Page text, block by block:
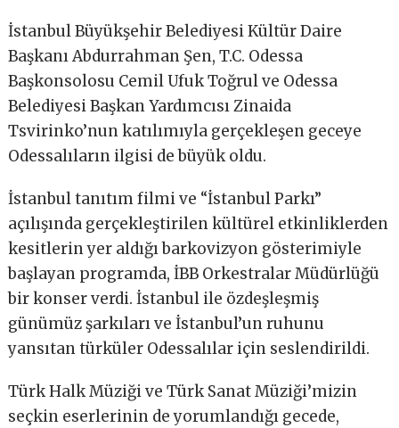
İstanbul Büyükşehir Belediyesi Kültür Daire
Başkanı Abdurrahman Şen, T.C. Odessa
Başkonsolosu Cemil Ufuk Toğrul ve Odessa
Belediyesi Başkan Yardımcısı Zinaida
Tsvirinko’nun katılımıyla gerçekleşen geceye
Odessalıların ilgisi de büyük oldu.
İstanbul tanıtım filmi ve “İstanbul Parkı”
açılışında gerçekleştirilen kültürel etkinliklerden
kesitlerin yer aldığı barkovizyon gösterimiyle
başlayan programda, İBB Orkestralar Müdürlüğü
bir konser verdi. İstanbul ile özdeşleşmiş
günümüz şarkıları ve İstanbul’un ruhunu
yansıtan türküler Odessalılar için seslendirildi.
Türk Halk Müziği ve Türk Sanat Müziği’mizin
seçkin eserlerinin de yorumlandığı gecede,